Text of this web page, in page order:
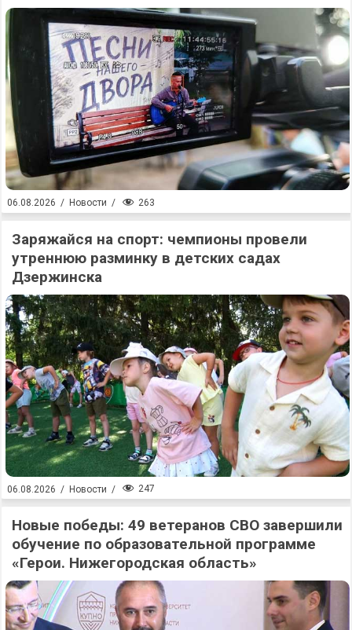
06.08.2026 / Новости / 263
Заряжайся на спорт: чемпионы провели
утреннюю разминку в детских садах
Дзержинска
06.08.2026 / Новости / 247
Новые победы: 49 ветеранов СВО завершили
обучение по образовательной программе
«Герои. Нижегородская область»